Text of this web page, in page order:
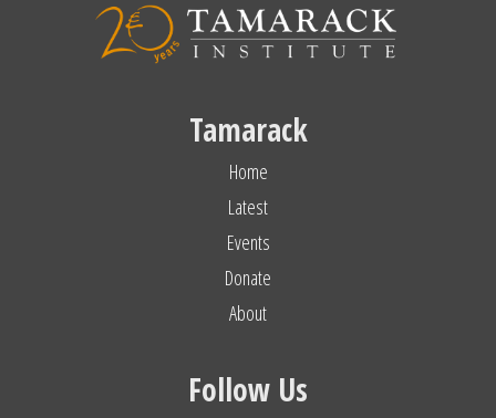
Tamarack
Home
Latest
Events
Donate
About
Follow Us